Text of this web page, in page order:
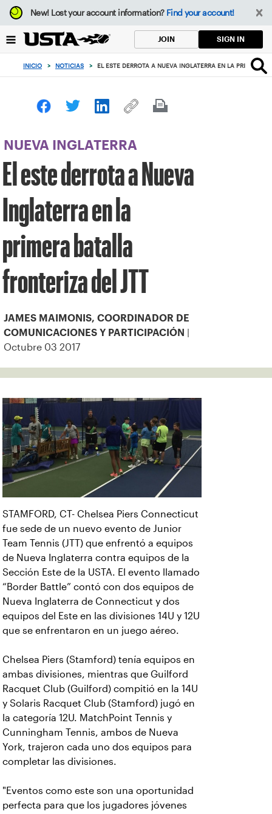
Enfoque
desde
botón
volver
principio
New!Lost your account information? Find your account!
JOIN SIGN IN
INICIO > NOTICIAS > EL ESTE DERROTA A NUEVA INGLATERRA EN LA PRIMERA
NUEVA INGLATERRA
El este derrota a Nueva
Inglaterra en la
primera batalla
fronteriza del JTT
JAMES MAIMONIS, COORDINADOR DE
COMUNICACIONES Y PARTICIPACIÓN
Octubre 03 2017
STAMFORD, CT- Chelsea Piers Connecticut
fue sede de un nuevo evento de Junior
Team Tennis (JTT) que enfrentó a equipos
de Nueva Inglaterra contra equipos de la
Sección Este de la USTA. El evento llamado
“Border Battle” contó con dos equipos de
Nueva Inglaterra de Connecticut y dos
equipos del Este en las divisiones 14U y 12U
que se enfrentaron en un juego aéreo.
Chelsea Piers (Stamford) tenía equipos en
ambas divisiones, mientras que Guilford
Racquet Club (Guilford) compitió en la 14U
y Solaris Racquet Club (Stamford) jugó en
la categoría 12U. MatchPoint Tennis y
Cunningham Tennis, ambos de Nueva
York, trajeron cada uno dos equipos para
completar las divisiones.
"Eventos como este son una oportunidad
perfecta para que los jugadores jóvenes